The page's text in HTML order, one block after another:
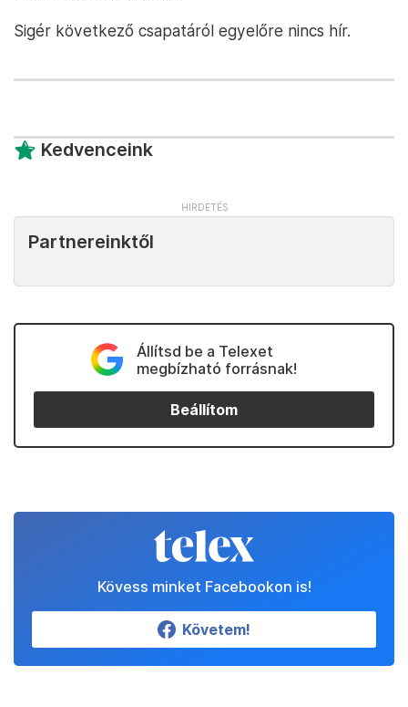
Sigér következő csapatáról egyelőre nincs hír.
Kedvenceink
Partnereinktől
Állítsd be a Telexet
megbízható forrásnak!
Beállítom
Kövess minket Facebookon is!
Követem!